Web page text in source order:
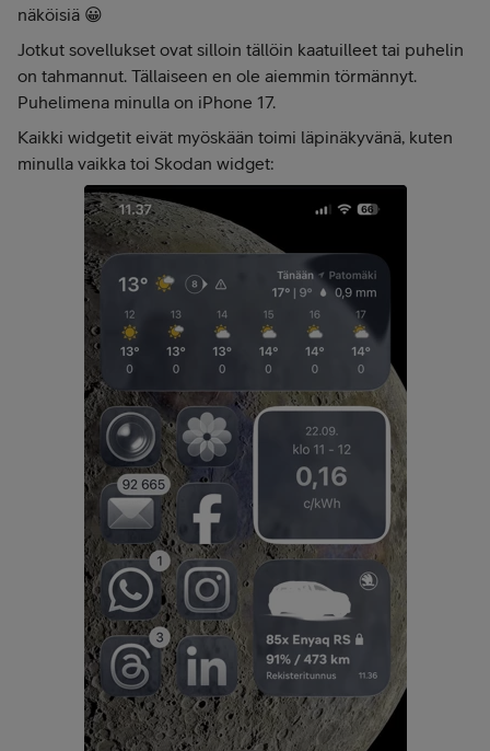
näköisiä 😀
Jotkut sovellukset ovat silloin tällöin kaatuilleet tai puhelin
on tahmannut. Tällaiseen en ole aiemmin törmännyt.
Puhelimena minulla on iPhone 17.
Kaikki widgetit eivät myöskään toimi läpinäkyvänä, kuten
minulla vaikka toi Skodan widget: